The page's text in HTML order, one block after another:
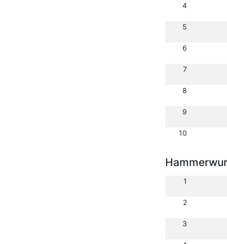
4
5
6
7
8
9
10
1
2
3